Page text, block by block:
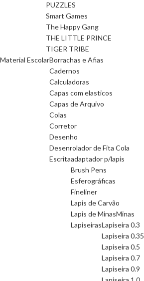
PUZZLES
Smart Games
The Happy Gang
THE LITTLE PRINCE
TIGER TRIBE
Material EscolarBorrachas e Afias
Cadernos
Calculadoras
Capas com elasticos
Capas de Arquivo
Colas
Corretor
Desenho
Desenrolador de Fita Cola
Escritaadaptador p/lapis
Brush Pens
Esferográficas
Fineliner
Lapis de Carvão
Lapis de MinasMinas
LapiseirasLapiseira 0.3
Lapiseira 0.35
Lapiseira 0.5
Lapiseira 0.7
Lapiseira 0.9